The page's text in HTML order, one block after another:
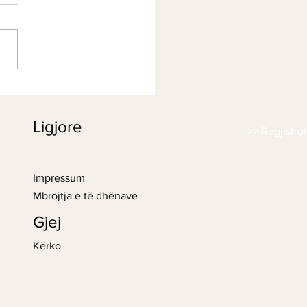
Ligjore
Impressum
Mbrojtja e të dhënave
Gjej
Kërko